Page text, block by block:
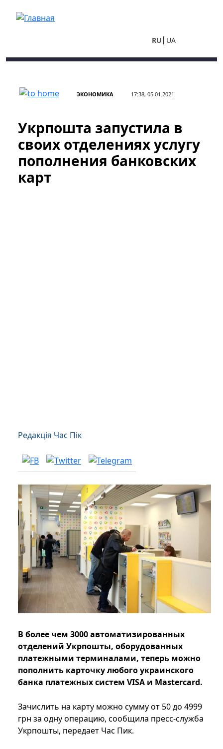
RU UA
ЭКОНОМИКА 17:38, 05.01.2021
Укрпошта запустила в
своих отделениях услугу
пополнения банковских
карт
Редакція Час Пік
В более чем 3000 автоматизированных
отделений Укрпошты, оборудованных
платежными терминалами, теперь можно
пополнить карточку любого украинского
банка платежных систем VISA и Mastercard.
Зачислить на карту можно сумму от 50 до 4999
грн за одну операцию, сообщила пресс-служба
Укрпошты, передает Час Пик.